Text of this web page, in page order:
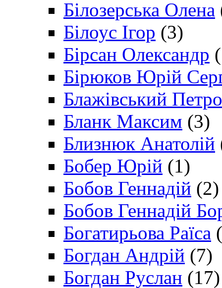
Білозерська Олена
Білоус Ігор (3)
Бірсан Олександр
Бірюков Юрій
Блажівський Петро
Бланк Максим (3)
Близнюк Анатолій
Бобер Юрій (1)
Бобов Геннадій (2)
Бобов Геннадій
Богатирьова Раїса
Богдан Андрій (7)
Богдан Руслан (17)